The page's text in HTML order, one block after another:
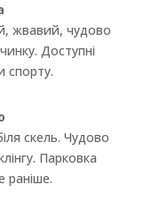
жвавий, чудово
Доступні
спорту.
скель. Чудово
Парковка
раніше.